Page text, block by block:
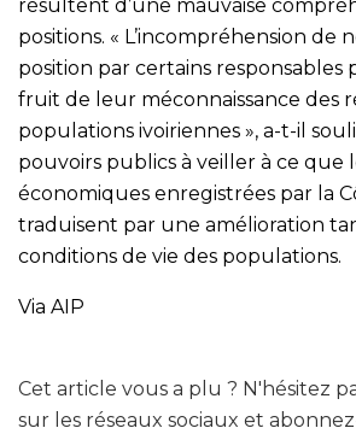
résultent d’une mauvaise
positions. « L’incompréhension de
position par certains responsables
fruit de leur méconnaissance des
populations ivoiriennes », a-t-il
pouvoirs publics à veiller à ce que
économiques enregistrées par la
traduisent par une amélioration
conditions de vie des populations.
Via AIP
Cet article vous a plu ? N'hésitez
sur les réseaux sociaux et